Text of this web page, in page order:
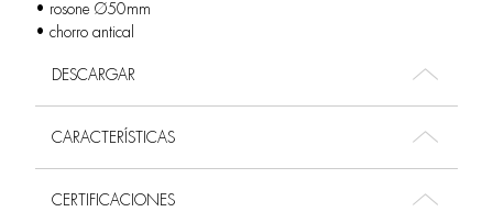
• rosone Ø50mm
• chorro antical
DESCARGAR
CARACTERÍSTICAS
CERTIFICACIONES